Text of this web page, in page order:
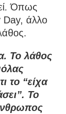
Όπως
Day, άλλο
Το λάθος
το “είχα
Το